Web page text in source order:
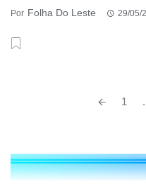
Por Folha Do Leste 29/05/
1